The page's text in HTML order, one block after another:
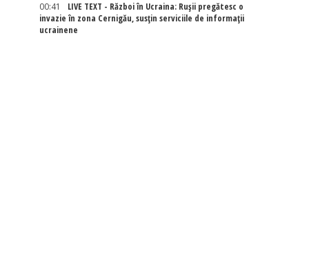
00:41
LIVE TEXT - Război în Ucraina: Rușii pregătesc o
invazie în zona Cernigău, susțin serviciile de informații
ucrainene